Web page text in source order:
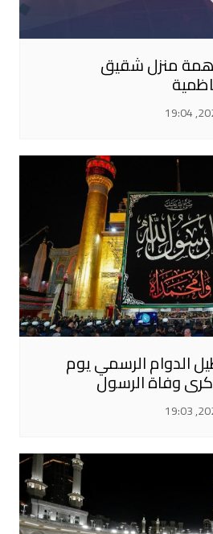
منزل شقيق
الدوام الرسمي يوم
وفاة الرسول